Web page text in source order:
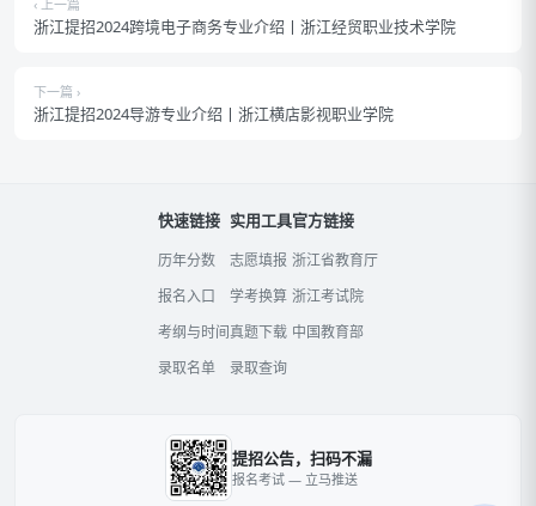
‹ 上一篇
浙江提招2024跨境电子商务专业介绍丨浙江经贸职业技术学院
下一篇 ›
浙江提招2024导游专业介绍丨浙江横店影视职业学院
快速链接
历年分数
报名入口
考纲与时间
录取名单
实用工具
志愿填报
学考换算
真题下载
录取查询
官方链接
浙江省教育厅
浙江考试院
中国教育部
提招公告，扫码不漏
报名考试 — 立马推送